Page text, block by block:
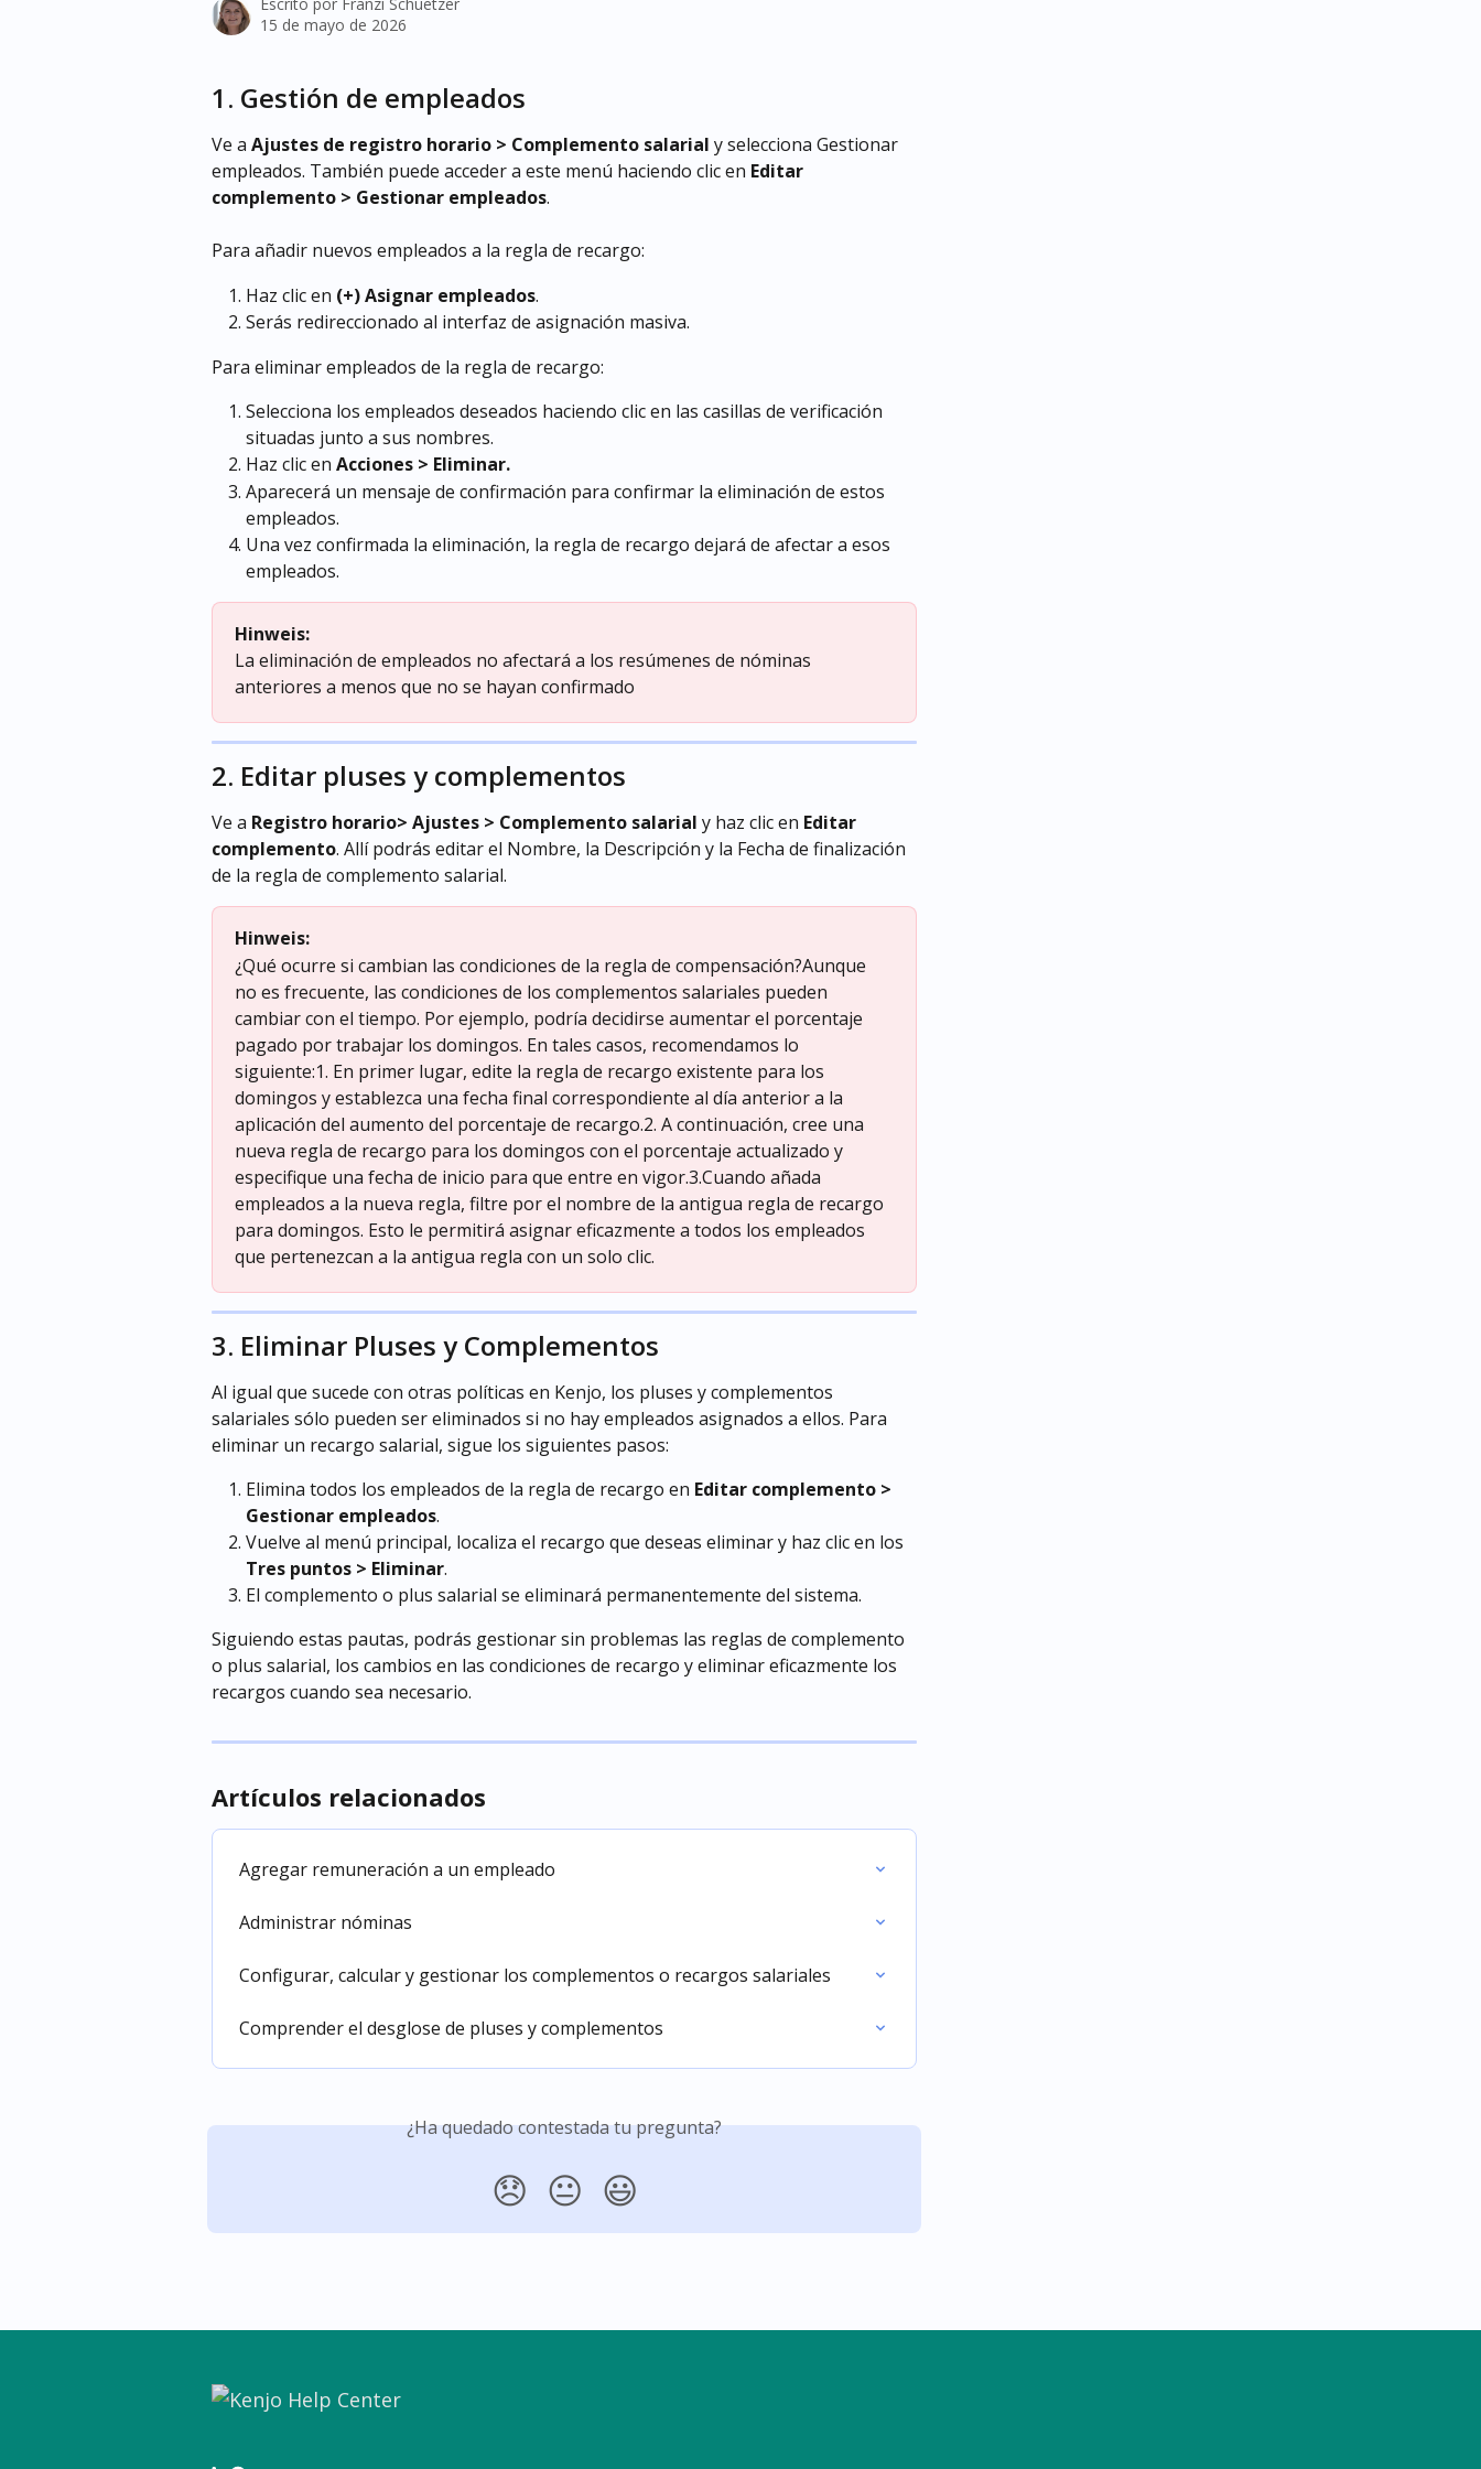
15 de mayo de 2026
1. Gestión de empleados
Ve a Ajustes de registro horario > Complemento salarial y selecciona Gestionar
empleados. También puede acceder a este menú haciendo clic en Editar
complemento > Gestionar empleados.
Para añadir nuevos empleados a la regla de recargo:
Haz clic en (+) Asignar empleados.
Serás redireccionado al interfaz de asignación masiva.
Para eliminar empleados de la regla de recargo:
Selecciona los empleados deseados haciendo clic en las casillas de verificación
situadas junto a sus nombres.
Haz clic en Acciones > Eliminar.
Aparecerá un mensaje de confirmación para confirmar la eliminación de estos
empleados.
Una vez confirmada la eliminación, la regla de recargo dejará de afectar a esos
empleados.
Hinweis:
La eliminación de empleados no afectará a los resúmenes de nóminas
anteriores a menos que no se hayan confirmado
2. Editar pluses y complementos
Ve a Registro horario> Ajustes > Complemento salarial y haz clic en Editar
complemento. Allí podrás editar el Nombre, la Descripción y la Fecha de finalización
de la regla de complemento salarial.
Hinweis:
¿Qué ocurre si cambian las condiciones de la regla de compensación?Aunque
no es frecuente, las condiciones de los complementos salariales pueden
cambiar con el tiempo. Por ejemplo, podría decidirse aumentar el porcentaje
pagado por trabajar los domingos. En tales casos, recomendamos lo
siguiente:1. En primer lugar, edite la regla de recargo existente para los
domingos y establezca una fecha final correspondiente al día anterior a la
aplicación del aumento del porcentaje de recargo.2. A continuación, cree una
nueva regla de recargo para los domingos con el porcentaje actualizado y
especifique una fecha de inicio para que entre en vigor.3.Cuando añada
empleados a la nueva regla, filtre por el nombre de la antigua regla de recargo
para domingos. Esto le permitirá asignar eficazmente a todos los empleados
que pertenezcan a la antigua regla con un solo clic.
3. Eliminar Pluses y Complementos
Al igual que sucede con otras políticas en Kenjo, los pluses y complementos
salariales sólo pueden ser eliminados si no hay empleados asignados a ellos. Para
eliminar un recargo salarial, sigue los siguientes pasos:
Elimina todos los empleados de la regla de recargo en Editar complemento >
Gestionar empleados.
Vuelve al menú principal, localiza el recargo que deseas eliminar y haz clic en los
Tres puntos > Eliminar.
El complemento o plus salarial se eliminará permanentemente del sistema.
Siguiendo estas pautas, podrás gestionar sin problemas las reglas de complemento
o plus salarial, los cambios en las condiciones de recargo y eliminar eficazmente los
recargos cuando sea necesario.
Artículos relacionados
Agregar remuneración a un empleado
Administrar nóminas
Configurar, calcular y gestionar los complementos o recargos salariales
Comprender el desglose de pluses y complementos
¿Ha quedado contestada tu pregunta?
😞 😐 😃